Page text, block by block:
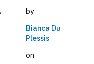
by
Bianca Du
Plessis
on